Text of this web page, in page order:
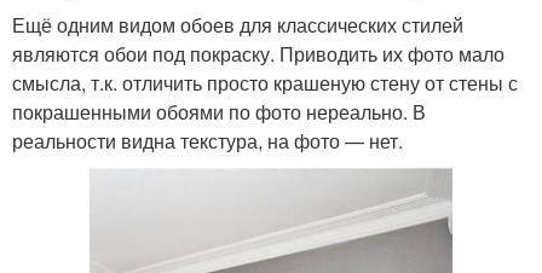
Ещё одним видом обоев для классических стилей
являются обои под покраску. Приводить их фото мало
смысла, т.к. отличить просто крашеную стену от стены с
покрашенными обоями по фото нереально. В
реальности видна текстура, на фото — нет.